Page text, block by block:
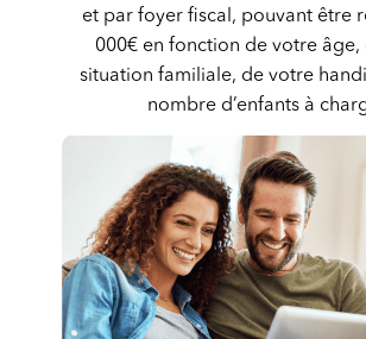
et par foyer fiscal, pouvant être
000€ en fonction de votre âge,
situation familiale, de votre
nombre d’enfants à